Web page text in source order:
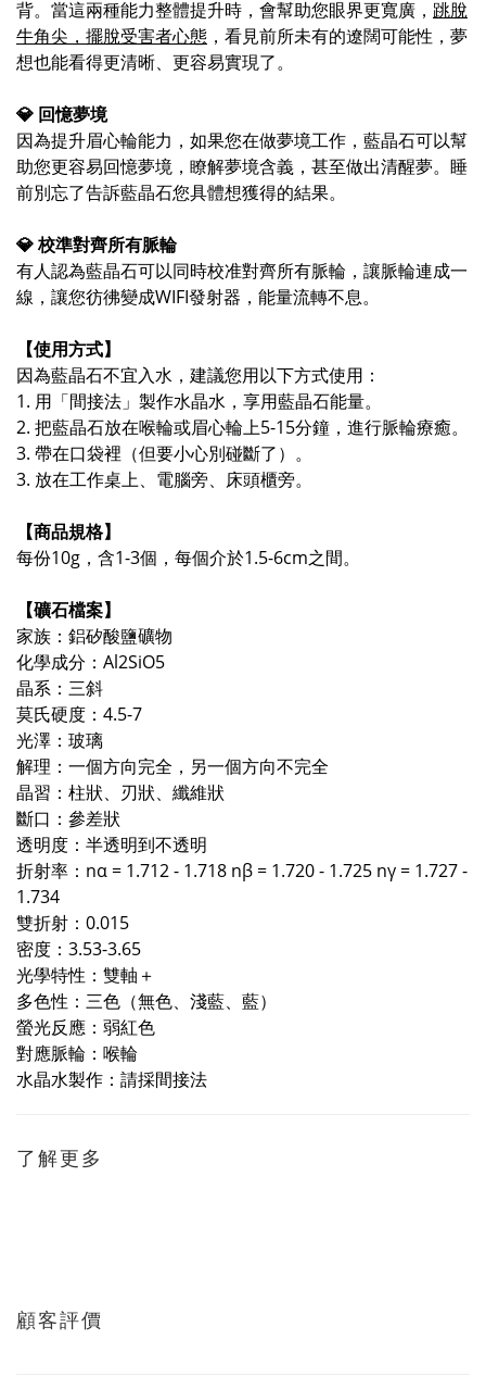
背。當這兩種能力整體提升時，會幫助您眼界更寬廣， 跳脫
牛角尖，擺脫受害者心態 ，看見前所未有的遼闊可能性，夢
想也能看得更清晰、更容易實現了。
💎 回憶夢境
因為提升眉心輪能力，如果您在做夢境工作，藍晶石可以幫
助您更容易回憶夢境，瞭解夢境含義，甚至做出清醒夢。睡
前別忘了告訴藍晶石您具體想獲得的結果。
💎校準對齊所有脈輪
有人認為藍晶石可以同時校准對齊所有脈輪，讓脈輪連成一
線，讓您彷彿變成WIFI發射器，能量流轉不息。
【使用方式】
因為藍晶石不宜入水，建議您用以下方式使用：
1. 用「間接法」製作水晶水，享用藍晶石能量。
2. 把藍晶石放在喉輪或眉心輪上5-15分鐘，進行脈輪療癒。
3. 帶在口袋裡（但要小心別碰斷了）。
3. 放在工作桌上、電腦旁、床頭櫃旁。
【商品規格】
每份10g，含1-3個，每個介於1.5-6cm之間。
【礦石檔案】
家族：鋁矽酸鹽礦物
化學成分：Al2SiO5
晶系：三斜
莫氏硬度：4.5-7
光澤：玻璃
解理：一個方向完全，另一個方向不完全
晶習：柱狀、刃狀、纖維狀
斷口：參差狀
透明度：半透明到不透明
折射率：nα = 1.712 - 1.718 nβ = 1.720 - 1.725 nγ = 1.727 -
1.734
雙折射：0.015
密度：3.53-3.65
光學特性：雙軸＋
多色性：三色（無色、淺藍、藍）
螢光反應：弱紅色
對應脈輪：喉輪
水晶水製作：請採間接法
了解更多
顧客評價